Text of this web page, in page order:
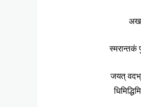
जयत्